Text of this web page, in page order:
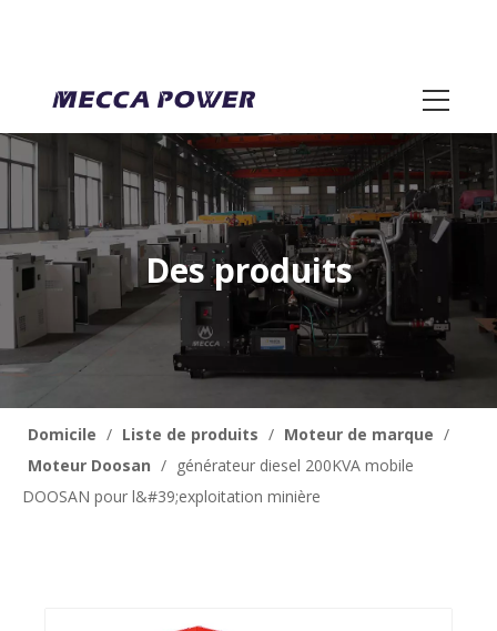
Des produits
Domicile Liste de produits / Moteur de marque
/
générateur diesel 200KVA mobile
DOOSAN pour l&#39;exploitation minière